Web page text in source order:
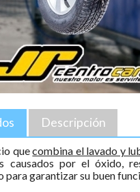
Descripción
quecombina el lavado y
causados por el óxido,
para garantizar su buen